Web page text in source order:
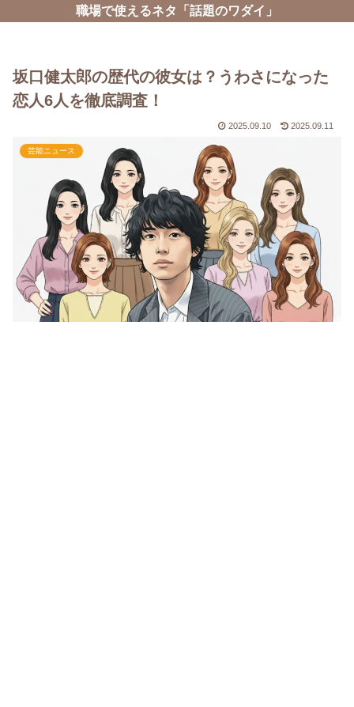
職場で使えるネタ「話題のワダイ」
坂口健太郎の歴代の彼女は？うわさになった
恋人6人を徹底調査！
2025.09.10 2025.09.11
芸能ニュース